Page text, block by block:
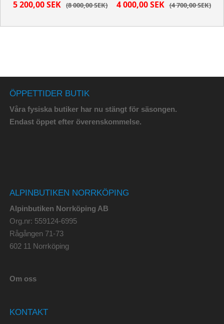
8 000,00 SEK
5 200,00 SEK 4 700,00 SEK
4 000,00 SEK
ÖPPETTIDER BUTIK
Våra fysiska butiker har nu stängt för säsongen.
Endast öppet efter överenskommelse.
ALPINBUTIKEN NORRKÖPING
Alpinbutiken Norrköping AB
Org.nr: 559124-6995
Rågången 71-73
602 11 Norrköping
Om oss
KONTAKT